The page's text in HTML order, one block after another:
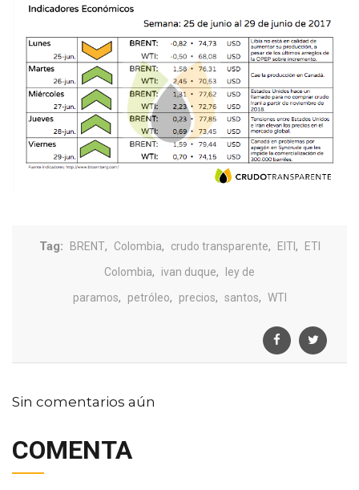
Tag: BRENT, Colombia, crudo transparente, EITI,
ETI
Colombia, ivan duque,
ley de
paramos, petróleo, precios, santos, WTI
Sin comentarios aún
COMENTA